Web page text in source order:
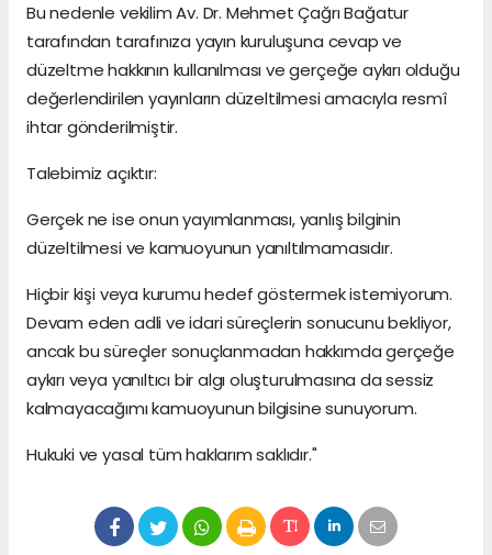
Bu nedenle vekilim Av. Dr. Mehmet Çağrı Bağatur
tarafından tarafınıza yayın kuruluşuna cevap ve
düzeltme hakkının kullanılması ve gerçeğe aykırı olduğu
değerlendirilen yayınların düzeltilmesi amacıyla resmî
ihtar gönderilmiştir.
Talebimiz açıktır:
Gerçek ne ise onun yayımlanması, yanlış bilginin
düzeltilmesi ve kamuoyunun yanıltılmamasıdır.
Hiçbir kişi veya kurumu hedef göstermek istemiyorum.
Devam eden adli ve idari süreçlerin sonucunu bekliyor,
ancak bu süreçler sonuçlanmadan hakkımda gerçeğe
aykırı veya yanıltıcı bir algı oluşturulmasına da sessiz
kalmayacağımı kamuoyunun bilgisine sunuyorum.
Hukuki ve yasal tüm haklarım saklıdır."